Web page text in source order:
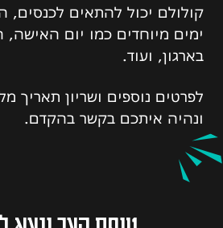
קולולם יכול להתאים לכנסים,
ימים מיוחדים כמו יום האישה,
בארגון, ועוד.
לפרטים נוספים ושריון תאריך
ונהיה איתכם בקשר בהקדם.